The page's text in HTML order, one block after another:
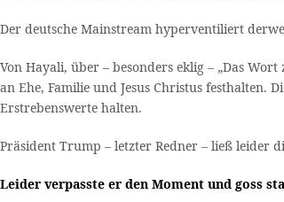
Der deutsche Mainstream hyperventiliert
Von Hayali, über – besonders eklig – „Das
an Ehe, Familie und Jesus Christus festhalten.
Erstrebenswerte halten.
Präsident Trump – letzter Redner – ließ leider
Leider verpasste er den Moment und goss